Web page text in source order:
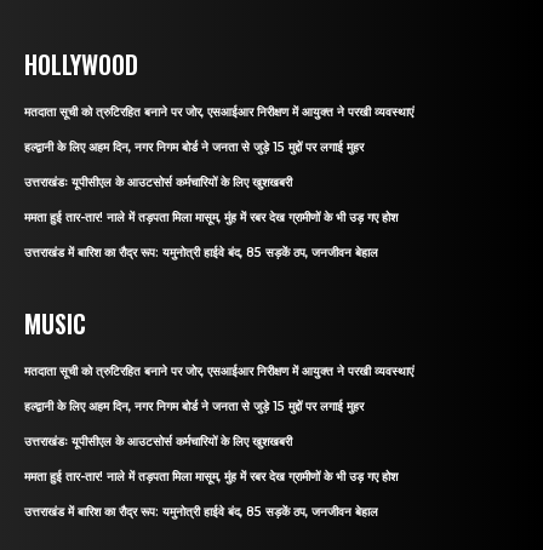
HOLLYWOOD
मतदाता सूची को त्रुटिरहित बनाने पर जोर, एसआईआर निरीक्षण में आयुक्त ने परखी व्यवस्थाएं
हल्द्वानी के लिए अहम दिन, नगर निगम बोर्ड ने जनता से जुड़े 15 मुद्दों पर लगाई मुहर
उत्तराखंडः यूपीसीएल के आउटसोर्स कर्मचारियों के लिए खुशखबरी
ममता हुई तार-तार! नाले में तड़पता मिला मासूम, मुंह में रबर देख ग्रामीणों के भी उड़ गए होश
उत्तराखंड में बारिश का रौद्र रूप: यमुनोत्री हाईवे बंद, 85 सड़कें ठप, जनजीवन बेहाल
MUSIC
मतदाता सूची को त्रुटिरहित बनाने पर जोर, एसआईआर निरीक्षण में आयुक्त ने परखी व्यवस्थाएं
हल्द्वानी के लिए अहम दिन, नगर निगम बोर्ड ने जनता से जुड़े 15 मुद्दों पर लगाई मुहर
उत्तराखंडः यूपीसीएल के आउटसोर्स कर्मचारियों के लिए खुशखबरी
ममता हुई तार-तार! नाले में तड़पता मिला मासूम, मुंह में रबर देख ग्रामीणों के भी उड़ गए होश
उत्तराखंड में बारिश का रौद्र रूप: यमुनोत्री हाईवे बंद, 85 सड़कें ठप, जनजीवन बेहाल